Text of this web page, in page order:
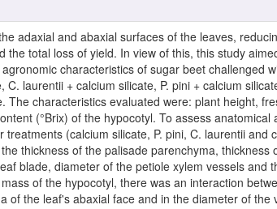
adaxial and abaxial surfaces of the leaves,
total loss of yield. In view of this, this study
characteristics of sugar beet challenged
laurentii + calcium silicate, P. pini + calcium
characteristics evaluated were: plant height,
(°Brix) of the hypocotyl. To assess anatomical
(calcium silicate, P. pini, C. laurentii and
thickness of the palisade parenchyma, thickness
blade, diameter of the petiole xylem vessels and
of the hypocotyl, there was an interaction
the leaf's abaxial face and in the diameter of the